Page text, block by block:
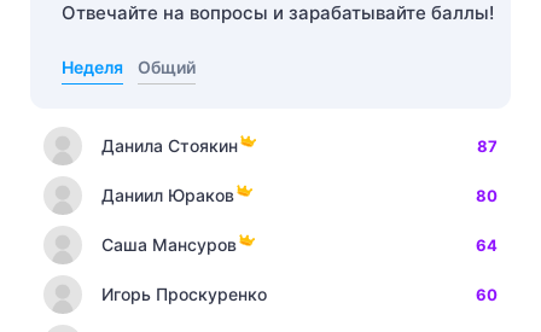
Отвечайте на вопросы и зарабатывайте баллы!
Неделя Общий
Данила Стоякин 87
Даниил Юраков 80
Саша Мансуров 64
Игорь Проскуренко 60